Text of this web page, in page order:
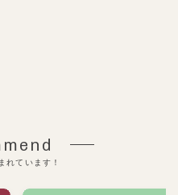
れています！